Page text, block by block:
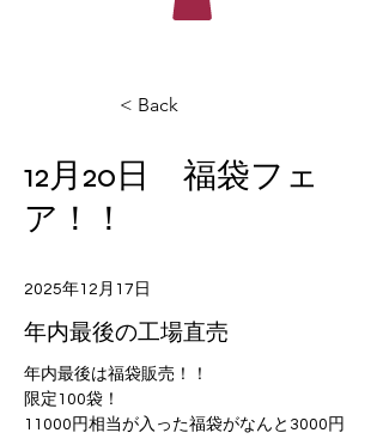
< Back
12月20日 福袋フェ
ア！！
2025年12月17日
年内最後の工場直売
年内最後は福袋販売！！
限定100袋！
11000円相当が入った福袋がなんと3000円